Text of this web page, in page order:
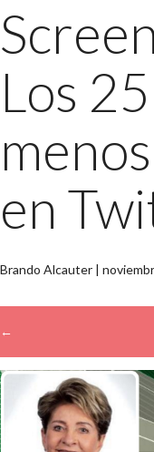
Los
en
Brando Alcauter |
←
→